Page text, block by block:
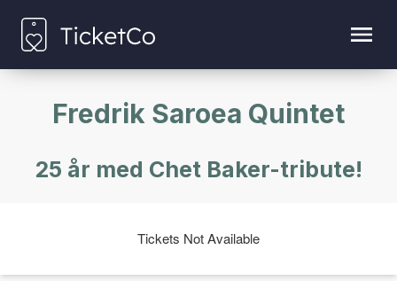
Fredrik Saroea Quintet
25 år med Chet Baker-tribute!
Tickets Not Available